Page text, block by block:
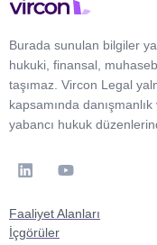
Burada sunulan bilgiler
hukuki, finansal,
taşımaz. Vircon Legal
kapsamında
yabancı hukuk
Faaliyet Alanları
İçgörüler